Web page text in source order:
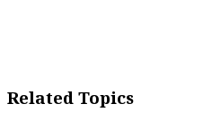
Related Topics